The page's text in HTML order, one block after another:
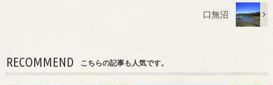
口無沼
RECOMMEND こちらの記事も人気です。